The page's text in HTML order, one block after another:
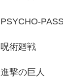
PSYCHO-
呪術廻戦
進撃の巨人